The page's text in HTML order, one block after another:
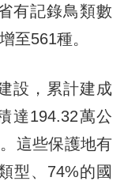
有記錄鳥類數
至561種。
，累計建成
達194.32萬公
這些保護地有
型、74%的國